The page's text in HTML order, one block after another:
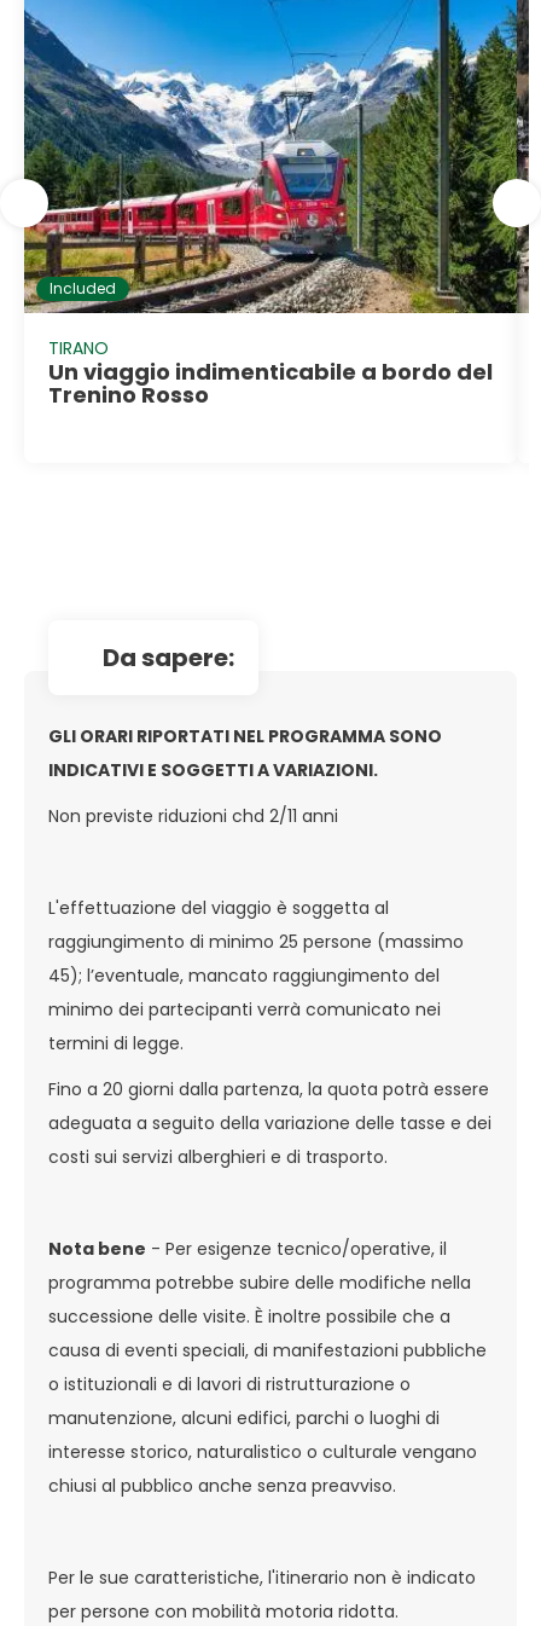
Included
TIRANO
Un viaggio indimenticabile a bordo del
Trenino Rosso
da sapere:
GLI ORARI RIPORTATI NEL PROGRAMMA SONO
INDICATIVI E SOGGETTI A VARIAZIONI.
Non previste riduzioni chd 2/11 anni
L'effettuazione del viaggio è soggetta al
raggiungimento di minimo 25 persone (massimo
45); l’eventuale, mancato raggiungimento del
minimo dei partecipanti verrà comunicato nei
termini di legge.
Fino a 20 giorni dalla partenza, la quota potrà essere
adeguata a seguito della variazione delle tasse e dei
costi sui servizi alberghieri e di trasporto.
Nota bene - Per esigenze tecnico/operative, il
programma potrebbe subire delle modifiche nella
successione delle visite. È inoltre possibile che a
causa di eventi speciali, di manifestazioni pubbliche
o istituzionali e di lavori di ristrutturazione o
manutenzione, alcuni edifici, parchi o luoghi di
interesse storico, naturalistico o culturale vengano
chiusi al pubblico anche senza preavviso.
Per le sue caratteristiche, l'itinerario non è indicato
per persone con mobilità motoria ridotta.